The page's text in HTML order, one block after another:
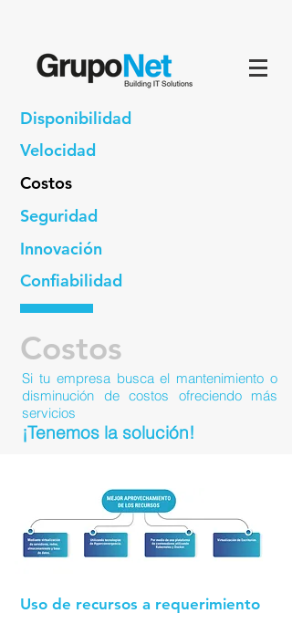
Disponibilidad
Velocidad
Costos
Seguridad
Innovación
Confiabilidad
Costos
Si tu empresa busca el mantenimiento o
disminución de costos ofreciendo más
servicios
¡Tenemos la solución!
Uso de recursos a requerimiento